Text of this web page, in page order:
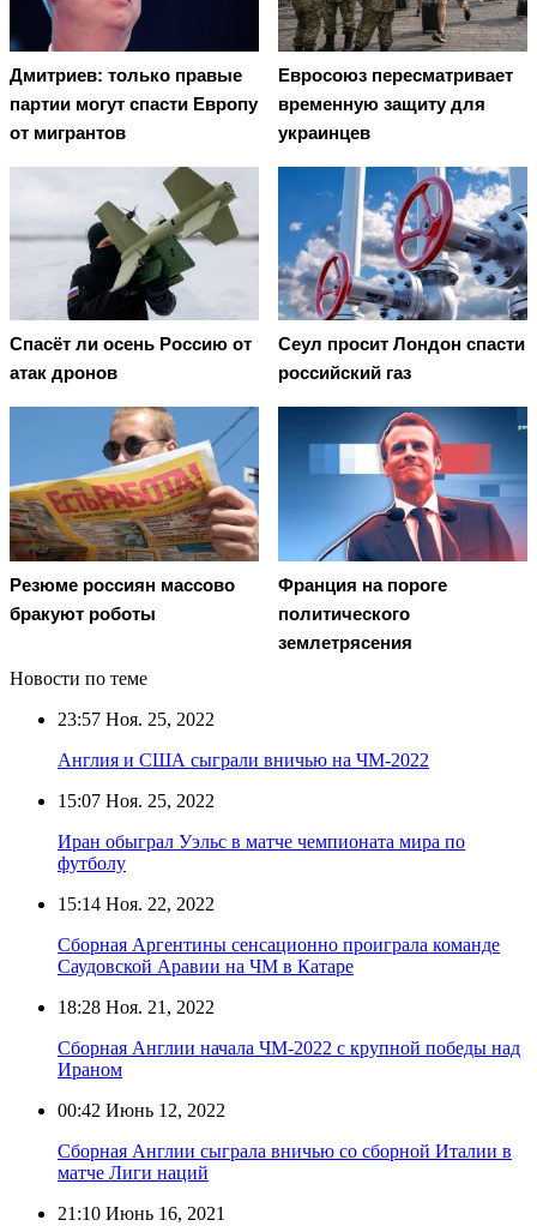
Дмитриев: только правые
партии могут спасти Европу
от мигрантов
Евросоюз пересматривает
временную защиту для
украинцев
Спасёт ли осень Россию от
атак дронов
Сеул просит Лондон спасти
российский газ
Резюме россиян массово
бракуют роботы
Франция на пороге
политического
землетрясения
Новости по теме
23:57 Ноя. 25, 2022
Англия и США сыграли вничью на ЧМ-2022
15:07 Ноя. 25, 2022
Иран обыграл Уэльс в матче чемпионата мира по
футболу
15:14 Ноя. 22, 2022
Сборная Аргентины сенсационно проиграла команде
Саудовской Аравии на ЧМ в Катаре
18:28 Ноя. 21, 2022
Сборная Англии начала ЧМ-2022 с крупной победы над
Ираном
00:42 Июнь 12, 2022
Сборная Англии сыграла вничью со сборной Италии в
матче Лиги наций
21:10 Июнь 16, 2021